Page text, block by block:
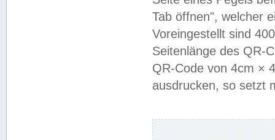
Tab öffnen", welcher
Voreingestellt sind
Seitenlänge des QR-
QR-Code von 4cm ×
ausdrucken, so setzt